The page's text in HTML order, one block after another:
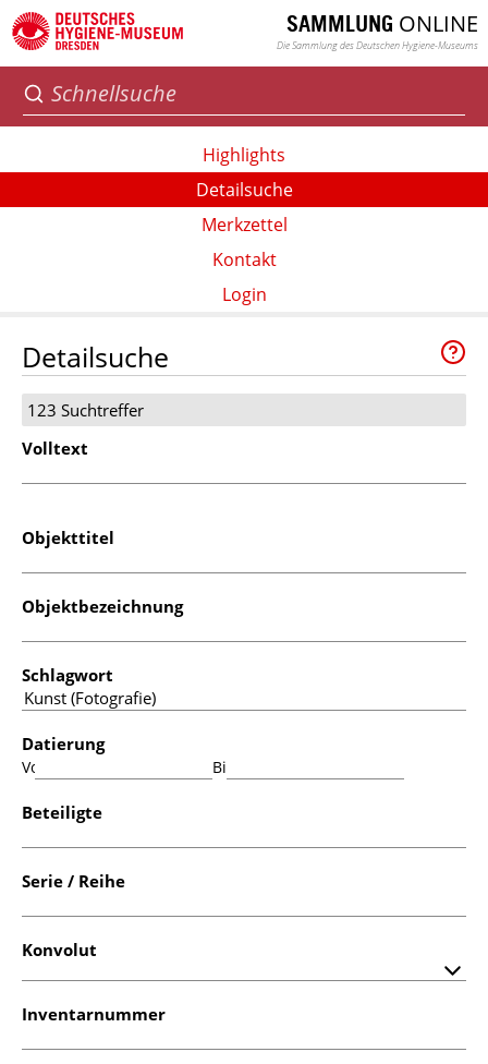
SAMMLUNG ONLINE
Die Sammlung des Deutschen Hygiene-Museums
Highlights
Detailsuche
Merkzettel
Kontakt
Login
Detailsuche
123 Suchtreffer
Volltext
Objekttitel
Objektbezeichnung
Schlagwort
Datierung
Von: Bis:
Beteiligte
Serie / Reihe
Konvolut
Inventarnummer